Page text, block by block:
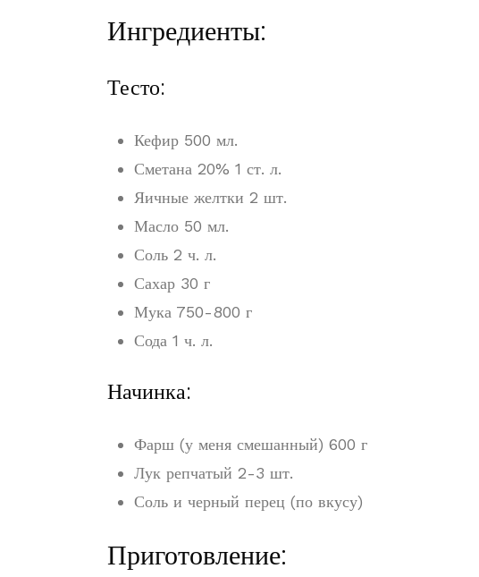
Ингредиенты:
Тесто:
Кефир 500 мл.
Сметана 20% 1 ст. л.
Яичные желтки 2 шт.
Масло 50 мл.
Соль 2 ч. л.
Сахар 30 г
Мука 750-800 г
Сода 1 ч. л.
Начинка:
Фарш (у меня смешанный) 600 г
Лук репчатый 2-3 шт.
Соль и черный перец (по вкусу)
Приготовление: